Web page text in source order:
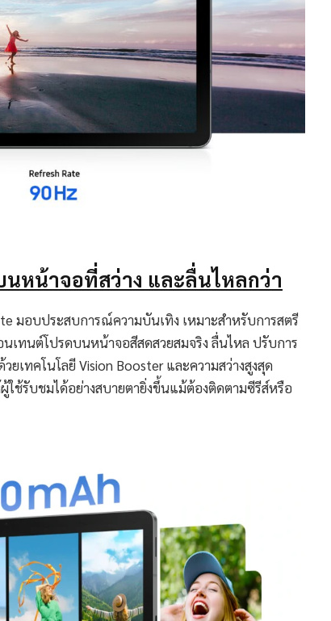
หน้าจอที่สว่าง และลื่นไหลกว่า
มอบประสบการณ์ความบันเทิง เหมาะสำหรับการสตรี
เทนต์โปรดบนหน้าจอสีสดสวยสมจริง ลื่นไหล ปรับการ
ยเทคโนโลยี Vision Booster และความสว่างสูงสุด
ใช้รับชมได้อย่างสบายตายิ่งขึ้นแม้ต้องติดตามซีรีส์หรือ